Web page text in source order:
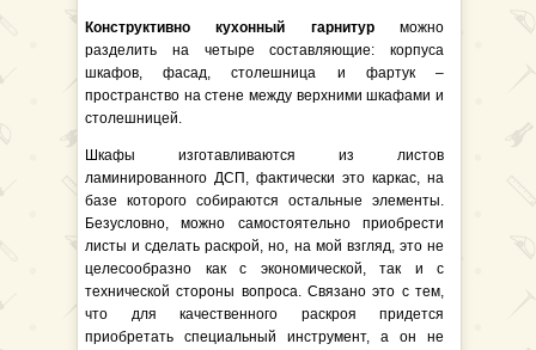
Конструктивно кухонный гарнитурможно
разделить на четыре составляющие: корпуса
шкафов, фасад, столешница и фартук –
пространство на стене между верхними шкафами и
столешницей.
Шкафы изготавливаются из листов
ламинированного ДСП, фактически это каркас, на
базе которого собираются остальные элементы.
Безусловно, можно самостоятельно приобрести
листы и сделать раскрой, но, на мой взгляд, это не
целесообразно как с экономической, так и с
технической стороны вопроса. Связано это с тем,
что для качественного раскроя придется
приобретать специальный инструмент, а он не